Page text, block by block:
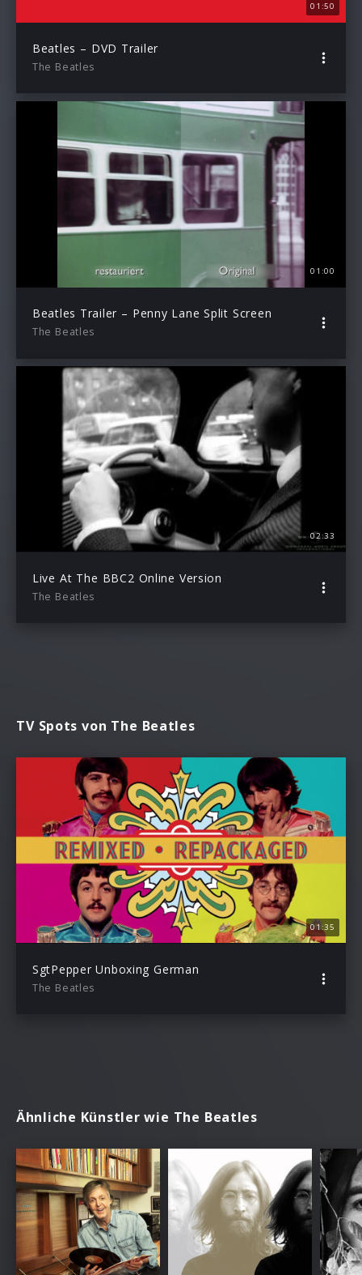
01:50
Beatles – DVD Trailer
The Beatles
01:00
Beatles Trailer – Penny Lane Split Screen
The Beatles
02:33
Live At The BBC2 Online Version
The Beatles
TV Spots von The Beatles
01:35
SgtPepper Unboxing German
The Beatles
Ähnliche Künstler wie The Beatles